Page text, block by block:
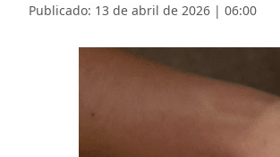
Publicado: 13 de abril de 2026 | 06:00